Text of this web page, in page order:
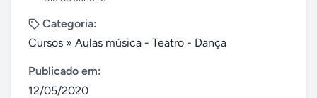
Categoria:
Cursos » Aulas música - Teatro - Dança
Publicado em:
12/05/2020